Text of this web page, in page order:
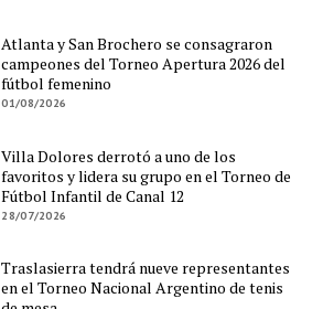
Atlanta y San Brochero se consagraron
campeones del Torneo Apertura 2026 del
fútbol femenino
01/08/2026
Villa Dolores derrotó a uno de los
favoritos y lidera su grupo en el Torneo de
Fútbol Infantil de Canal 12
28/07/2026
Traslasierra tendrá nueve representantes
en el Torneo Nacional Argentino de tenis